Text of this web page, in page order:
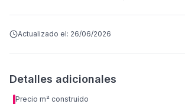
Actualizado el: 26/06/2026
Detalles adicionales
Precio m² construido